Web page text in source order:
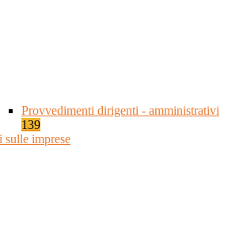
Provvedimenti dirigenti - amministrativi
139
sulle imprese